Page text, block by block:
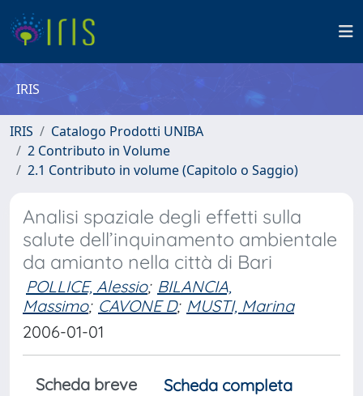
IRIS
IRIS
Catalogo Prodotti UNIBA
2 Contributo in Volume
2.1 Contributo in volume (Capitolo o Saggio)
Analisi spaziale degli effetti sulla
salute dell’inquinamento ambientale
da amianto nella città di Bari
POLLICE, Alessio; BILANCIA,
Massimo; CAVONE D; MUSTI, Marina
2006-01-01
Scheda breve
Scheda completa